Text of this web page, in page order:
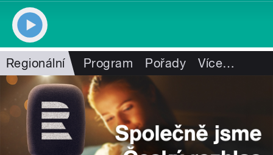
Regionální Program Pořady Více…